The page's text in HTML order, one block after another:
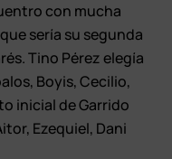
con mucha
sería su segunda
Tino Pérez elegía
Boyis, Cecilio,
inicial de Garrido
Ezequiel, Dani